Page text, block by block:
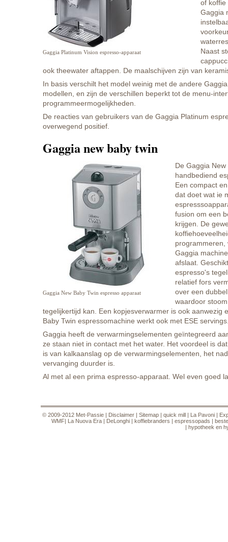
Gaggia Platinum Vision espresso-apparaat
of koffie
Gaggia
Naast
ook theewater aftappen. De maalschijven zijn van
In basis verschilt het model weinig met de andere
modellen, en zijn de verschillen beperkt tot de menu-
programmeermogelijkheden.
De reacties van gebruikers van de Gaggia Platinum
overwegend positief.
Gaggia new baby twin
Gaggia New Baby Twin espresso apparaat
De Gaggia
handbediend
Een compact
dat doet wat ie
fusion om een
krijgen. De
programmeren,
Gaggia
afslaat.
espresso's
relatief fors
over een
waardoor
tegelijkertijd kan. Een kopjesverwarmer is ook aanwezig
Baby Twin espressomachine werkt ook met ESE
Gaggia heeft de verwarmingselementen geïntegreerd
ze staan niet in contact met het water. Het voordeel is
is van kalkaanslag op de verwarmingselementen, het
vervanging duurder is.
Al met al een prima espresso-apparaat. Wel even goed
© 2009-2012 Met-Passie Disclaimer Sitemap quick mill La Pavoni
WMF| La Nuova Era| DeLonghi| koffiebranders espressopads
hypotheek en